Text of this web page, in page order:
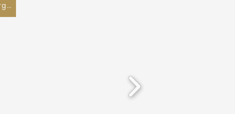
Prestataire en gestion location à Roquebrune-sur-Argens